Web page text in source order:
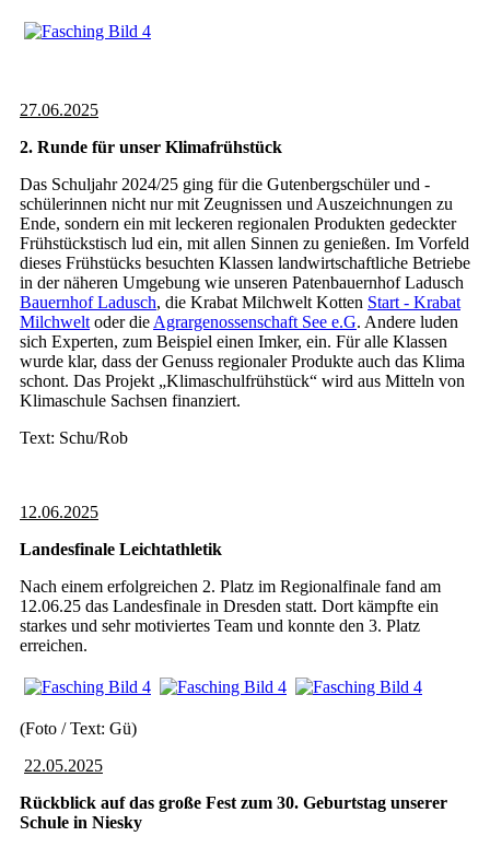
27.06.2025
2. Runde für unser Klimafrühstück
Das Schuljahr 2024/25 ging für die Gutenbergschüler und -
schülerinnen nicht nur mit Zeugnissen und Auszeichnungen zu
Ende, sondern ein mit leckeren regionalen Produkten gedeckter
Frühstückstisch lud ein, mit allen Sinnen zu genießen. Im Vorfeld
dieses Frühstücks besuchten Klassen landwirtschaftliche Betriebe
in der näheren Umgebung wie unseren Patenbauernhof Ladusch
Bauernhof Ladusch, die Krabat Milchwelt Kotten Start - Krabat
Milchwelt oder die Agrargenossenschaft See e.G. Andere luden
sich Experten, zum Beispiel einen Imker, ein. Für alle Klassen
wurde klar, dass der Genuss regionaler Produkte auch das Klima
schont. Das Projekt „Klimaschulfrühstück“ wird aus Mitteln von
Klimaschule Sachsen finanziert.
Text: Schu/Rob
12.06.2025
Landesfinale Leichtathletik
Nach einem erfolgreichen 2. Platz im Regionalfinale fand am
12.06.25 das Landesfinale in Dresden statt. Dort kämpfte ein
starkes und sehr motiviertes Team und konnte den 3. Platz
erreichen.
(Foto / Text: Gü)
22.05.2025
Rückblick auf das große Fest zum 30. Geburtstag unserer
Schule in Niesky